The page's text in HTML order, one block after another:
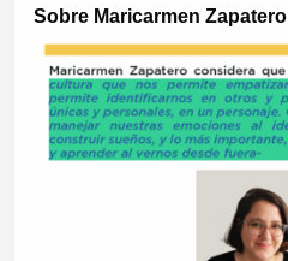
Sobre Maricarmen Zapatero